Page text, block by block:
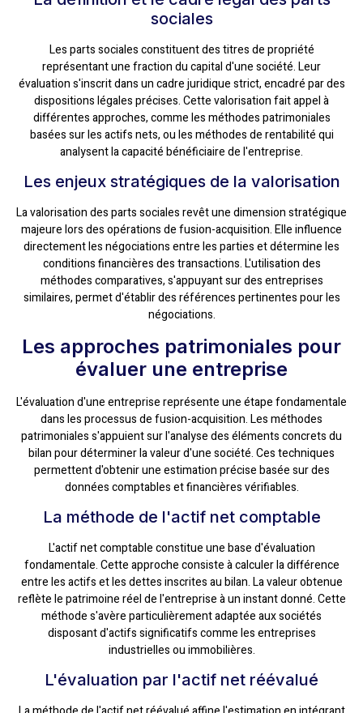
sociales
Les parts sociales constituent des titres de propriété
représentant une fraction du capital d'une société. Leur
évaluation s'inscrit dans un cadre juridique strict, encadré par des
dispositions légales précises. Cette valorisation fait appel à
différentes approches, comme les méthodes patrimoniales
basées sur les actifs nets, ou les méthodes de rentabilité qui
analysent la capacité bénéficiaire de l'entreprise.
Les enjeux stratégiques de la valorisation
La valorisation des parts sociales revêt une dimension stratégique
majeure lors des opérations de fusion-acquisition. Elle influence
directement les négociations entre les parties et détermine les
conditions financières des transactions. L'utilisation des
méthodes comparatives, s'appuyant sur des entreprises
similaires, permet d'établir des références pertinentes pour les
négociations.
Les approches patrimoniales pour
évaluer une entreprise
L'évaluation d'une entreprise représente une étape fondamentale
dans les processus de fusion-acquisition. Les méthodes
patrimoniales s'appuient sur l'analyse des éléments concrets du
bilan pour déterminer la valeur d'une société. Ces techniques
permettent d'obtenir une estimation précise basée sur des
données comptables et financières vérifiables.
La méthode de l'actif net comptable
L'actif net comptable constitue une base d'évaluation
fondamentale. Cette approche consiste à calculer la différence
entre les actifs et les dettes inscrites au bilan. La valeur obtenue
reflète le patrimoine réel de l'entreprise à un instant donné. Cette
méthode s'avère particulièrement adaptée aux sociétés
disposant d'actifs significatifs comme les entreprises
industrielles ou immobilières.
L'évaluation par l'actif net réévalué